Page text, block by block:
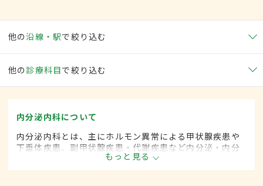
他の沿線・駅で絞り込む
他の 診療科目で絞り込む
内分泌内科について
内分泌内科とは、主にホルモン異常による甲状腺疾患や
下垂体疾患、副甲状腺疾患・代謝疾患など内分泌・内分
泌器に関係する疾患を専門的に取り扱う内科の一領域で
す。
もっと見る